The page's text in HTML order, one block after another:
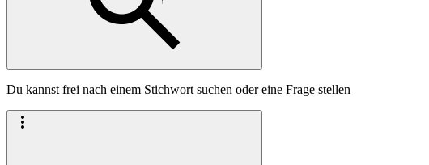
Du kannst frei nach einem Stichwort suchen oder eine Frage stellen